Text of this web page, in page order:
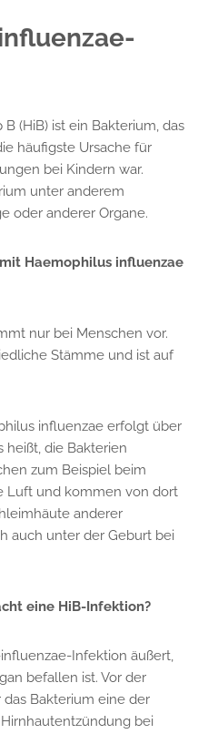
(HiB) ist ein Bakterium, das
häufigste Ursache für
bei Kindern war.
unter anderem
oder anderer Organe.
Haemophilus influenzae
nur bei Menschen vor.
Stämme und ist auf
influenzae erfolgt über
heißt, die Bakterien
zum Beispiel beim
Luft und kommen von dort
anderer
auch unter der Geburt bei
eine HiB-Infektion?
Infektion äußert,
befallen ist. Vor der
Bakterium eine der
bei